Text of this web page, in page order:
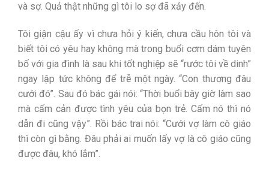
và sợ. Quả thật những gì tôi lo sợ đã xảy đến.
Tôi giận cậu ấy vì chưa hỏi ý kiến, chưa cầu hôn tôi và
biết tôi có yêu hay không mà trong buổi cơm dám tuyên
bố với gia đình là sau khi tốt nghiệp sẽ “rước tôi về dinh”
ngay lập tức không để trễ một ngày. “Con thương đâu
cưới đó”. Sau đó bác gái nói: “Thời buổi bây giờ làm sao
mà cấm cản được tình yêu của bọn trẻ. Cấm nó thì nó
dẫn đi cũng vậy”. Rồi bác trai nói: “Cưới vợ làm cô giáo
thì còn gì bằng. Đâu phải ai muốn lấy vợ là cô giáo cũng
được đâu, khó lắm”.